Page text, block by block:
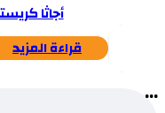
أجاثا
قراءة المزيد
...